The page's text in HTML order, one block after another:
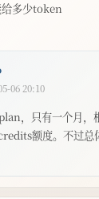
给多少token
06 20:10
，只有一个月，
额度。不过总